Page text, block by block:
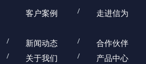
客户案例 走进信为
新闻动态
合作伙伴
关于我们
产品中心